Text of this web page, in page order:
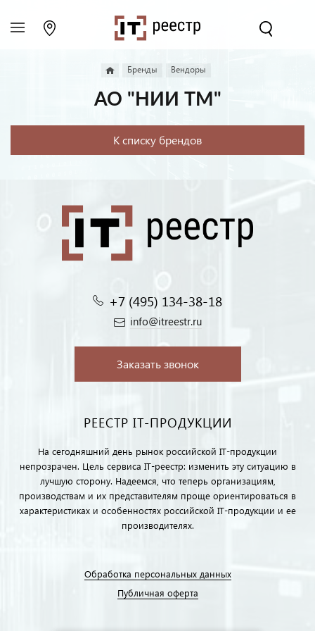
Бренды Вендоры
АО "НИИ ТМ"
К списку брендов
+7 (495) 134-38-18‬
info@itreestr.ru
Заказать звонок
РЕЕСТР IT-ПРОДУКЦИИ
На сегодняшний день рынок российской IT-продукции
непрозрачен. Цель сервиса IT-реестр: изменить эту ситуацию в
лучшую сторону. Надеемся, что теперь организациям,
производствам и их представителям проще ориентироваться в
характеристиках и особенностях российской IT-продукции и ее
производителях.
Обработка персональных данных
Публичная оферта